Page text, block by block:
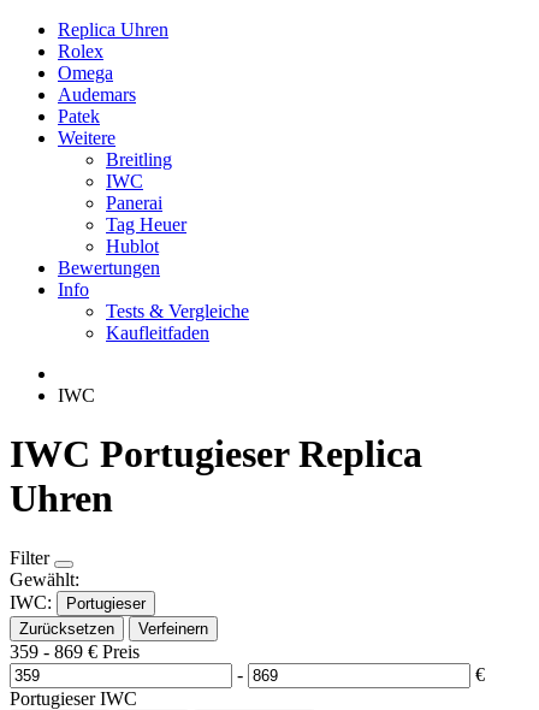
Replica Uhren
Rolex
Omega
Audemars
Patek
Weitere
Breitling
IWC
Panerai
Tag Heuer
Hublot
Bewertungen
Info
Tests & Vergleiche
Kaufleitfaden
IWC
IWC Portugieser Replica
Uhren
Filter
Gewählt:
IWC:
Portugieser
Zurücksetzen
Verfeinern
359 - 869 € Preis
-
€
Portugieser IWC